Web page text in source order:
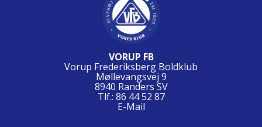
VORUP FB
Vorup Frederiksberg Boldklub
Møllevangsvej 9
8940 Randers SV
Tlf.: 86 44 52 87
E-Mail